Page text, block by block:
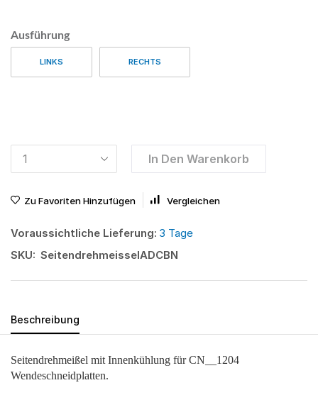
Ausführung
LINKS RECHTS
In Den Warenkorb
Zu Favoriten Hinzufügen Vergleichen
Voraussichtliche Lieferung: 3 Tage
SKU: SeitendrehmeisselADCBN
Beschreibung
Seitendrehmeißel mit Innenkühlung für CN__1204
Wendeschneidplatten.